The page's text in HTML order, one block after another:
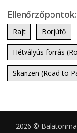
Ellenőrzőpontok:
Rajt Borjúfő
Hétvályús forrás
Skanzen (Road to
2026 ©